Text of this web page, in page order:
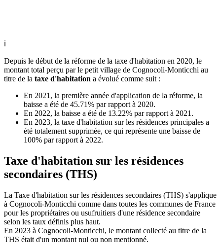
ℹ
Depuis le début de la réforme de la taxe d'habitation en 2020, le
montant total perçu par le petit village de Cognocoli-Monticchi au
titre de la taxe d'habitation a évolué comme suit :
En 2021, la première année d'application de la réforme, la
baisse a été de 45.71% par rapport à 2020.
En 2022, la baisse a été de 13.22% par rapport à 2021.
En 2023, la taxe d'habitation sur les résidences principales a
été totalement supprimée, ce qui représente une baisse de
100% par rapport à 2022.
Taxe d'habitation sur les résidences
secondaires (THS)
La Taxe d'habitation sur les résidences secondaires (THS) s'applique
à Cognocoli-Monticchi comme dans toutes les communes de France
pour les propriétaires ou usufruitiers d'une résidence secondaire
selon les taux définis plus haut.
En 2023 à Cognocoli-Monticchi, le montant collecté au titre de la
THS était d'un montant nul ou non mentionné.